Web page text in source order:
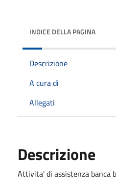
INDICE DELLA PAGINA
Descrizione
A cura di
Allegati
Descrizione
Attivita' di assistenza banca